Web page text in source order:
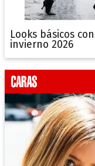
Looks básicos
invierno 2026